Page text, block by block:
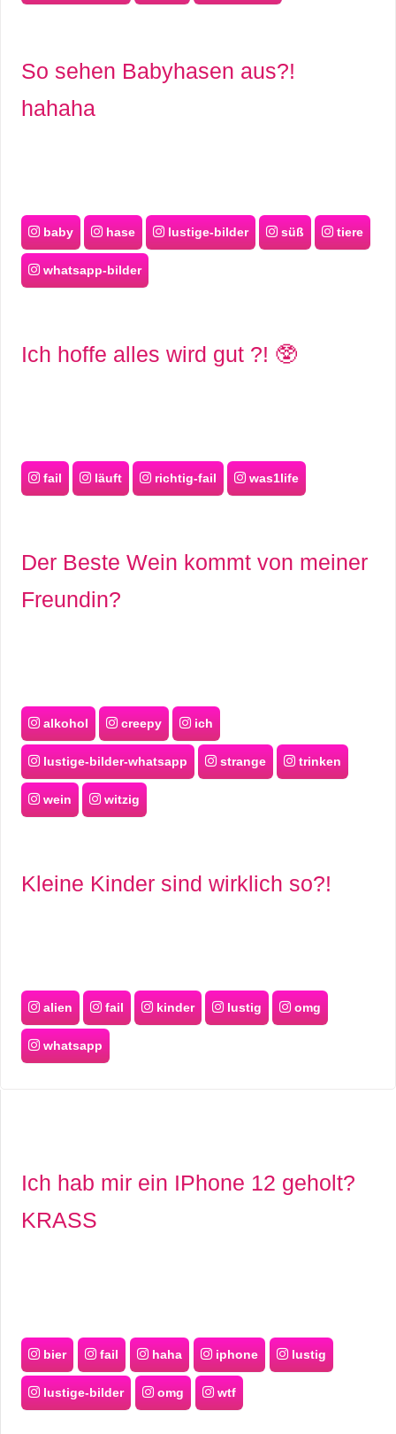
So sehen Babyhasen aus?!
hahaha
baby hase lustige-bilder süß tiere
whatsapp-bilder
Ich hoffe alles wird gut ?! 🥸
fail läuft richtig-fail was1life
Der Beste Wein kommt von meiner
Freundin?
alkohol creepy ich
lustige-bilder-whatsapp strange trinken
wein witzig
Kleine Kinder sind wirklich so?!
alien fail kinder lustig omg
whatsapp
Ich hab mir ein IPhone 12 geholt?
KRASS
bier fail haha iphone lustig
lustige-bilder omg wtf